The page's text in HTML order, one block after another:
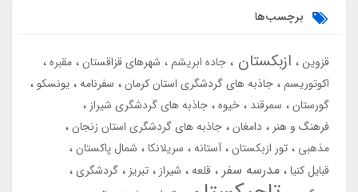
برچسب‌ها
قزوین ازبکستان جاده ابریشم شهرهای قزاقستان مقبره
اکوتوریسم جاذبه های گردشگری استان کرمان سفرنامه یونسکو
گورستان
سمرقند خیوه جاذبه های گردشگری شیراز
فرهنگ و هنر
دامغان جاذبه های گردشگری استان زنجان
مذهبی
تور ازبکستان آستانه سریلانکا
شمال پاکستان
قبایل کنیا مدرسه سفر قلعه شیراز تبریز
گردشگری